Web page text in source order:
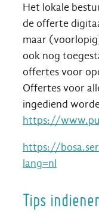
Het lokale
de offerte
maar
ook nog
offertes voor
Offertes voor
ingediend
https://
https://
lang=nl
Tips